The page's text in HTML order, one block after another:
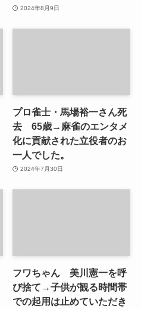
2024年8月9日
プロ雀士・馬場裕一さん死
去 65歳→麻雀のエンタメ
化に貢献された立役者のお
一人でした。
2024年7月30日
フワちゃん 美川憲一を呼
び捨て→子供が観る時間帯
での起用は止めていただき